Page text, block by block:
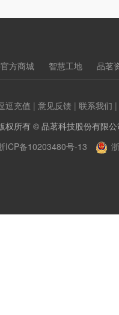
方商城 智慧工地 品茗
逗充值 | 意见反馈 | 联系我们 |
权所有 © 品茗科技股份有限
ICP备10203480号-13